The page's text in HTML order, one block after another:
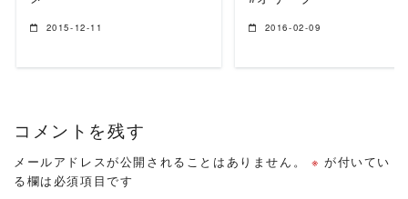
2015-12-11 2016-02-09
コメントを残す
メールアドレスが公開されることはありません。 ※ が付いてい
る欄は必須項目です